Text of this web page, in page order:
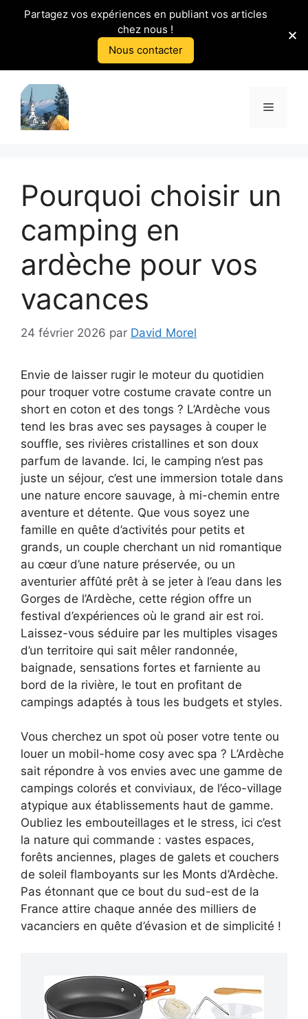
contenu
Menu
Pourquoi choisir un
camping en
ardèche pour vos
vacances
24 février 2026 par David Morel
Envie de laisser rugir le moteur du quotidien
pour troquer votre costume cravate contre un
short en coton et des tongs ? L’Ardèche vous
tend les bras avec ses paysages à couper le
souffle, ses rivières cristallines et son doux
parfum de lavande. Ici, le camping n’est pas
juste un séjour, c’est une immersion totale dans
une nature encore sauvage, à mi-chemin entre
aventure et détente. Que vous soyez une
famille en quête d’activités pour petits et
grands, un couple cherchant un nid romantique
au cœur d’une nature préservée, ou un
aventurier affûté prêt à se jeter à l’eau dans les
Gorges de l’Ardèche, cette région offre un
festival d’expériences où le grand air est roi.
Laissez-vous séduire par les multiples visages
d’un territoire qui sait mêler randonnée,
baignade, sensations fortes et farniente au
bord de la rivière, le tout en profitant de
campings adaptés à tous les budgets et styles.
Vous cherchez un spot où poser votre tente ou
louer un mobil-home cosy avec spa ? L’Ardèche
sait répondre à vos envies avec une gamme de
campings colorés et conviviaux, de l’éco-village
atypique aux établissements haut de gamme.
Oubliez les embouteillages et le stress, ici c’est
la nature qui commande : vastes espaces,
forêts anciennes, plages de galets et couchers
de soleil flamboyants sur les Monts d’Ardèche.
Pas étonnant que ce bout du sud-est de la
France attire chaque année des milliers de
vacanciers en quête d’évasion et de simplicité !
Partagez vos expériences en publiant vos articles
chez nous !
Nous contacter